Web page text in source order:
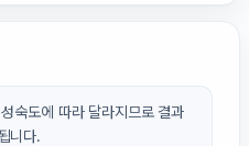
숙도에 따라 달라지므로 결과
니다.